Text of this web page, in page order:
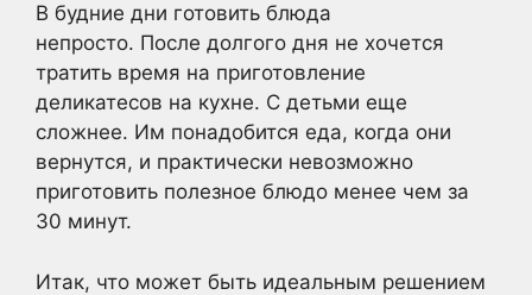
В будние дни готовить блюда
непросто. После долгого дня не хочется
тратить время на приготовление
деликатесов на кухне. С детьми еще
сложнее. Им понадобится еда, когда они
вернутся, и практически невозможно
приготовить полезное блюдо менее чем за
30 минут.
Итак, что может быть идеальным решением